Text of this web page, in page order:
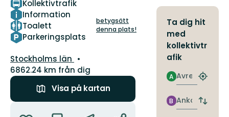
Kollektivtrafik
Information
Toalett
Parkeringsplats
betygsätt
denna plats!
Län:
Stockholms län
6862.24 km från dig
Visa på kartan
Ta dig hit
med
kollektivtr
afik
Avresa
A
Hitta
Ankomst
B
Byt